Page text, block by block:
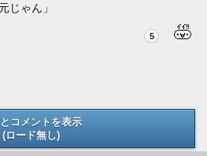
じゃん」
5
コメントを表示
(ロード無し)